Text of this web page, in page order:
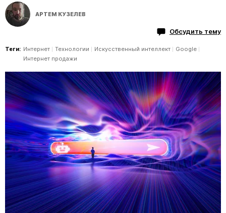
АРТЕМ КУЗЕЛЕВ
Обсудить тему
Теги: Интернет Технологии Искусственный интеллект
Google
Интернет продажи